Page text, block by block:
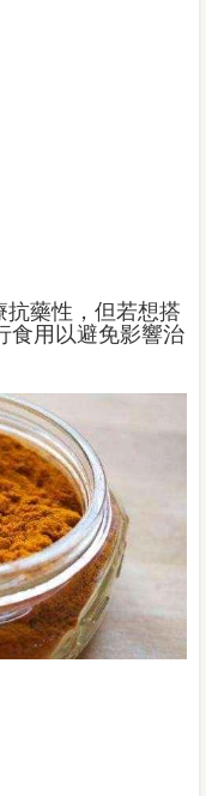
抗藥性，但若想搭
食用以避免影響治